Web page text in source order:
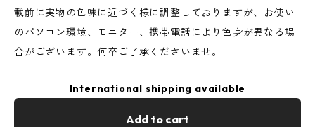
載前に実物の色味に近づく様に調整しておりますが、お使い
のパソコン環境、モニター、携帯電話により色身が異なる場
合がございます。何卒ご了承くださいませ。
International shipping available
Add to cart